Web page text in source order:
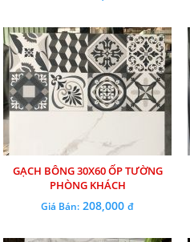
GẠCH BÔNG 30X60 ỐP TƯỜNG
PHÒNG KHÁCH
Giá Bán: 208,000đ